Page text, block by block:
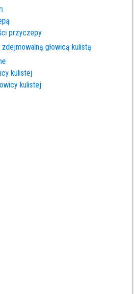
przyczepy
głowicą kulistą
kulistej
kulistej